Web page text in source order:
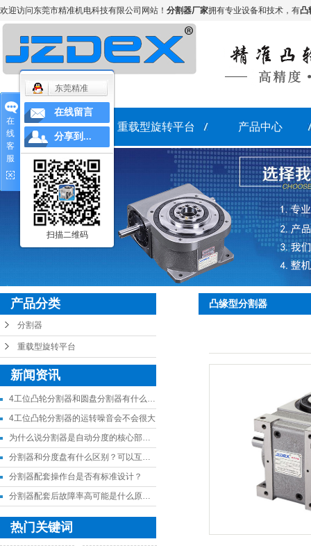
欢迎访问东莞市精准机电科技有限公司网站！ 分割器厂家拥有专业设备和技术，有凸
网站首页 重载型旋转平台 产品中心
分割器
重载型旋转平台
产品分类
分割器
重载型旋转平台
新闻资讯
4工位凸轮分割器和圆盘分割器有什么差异
4工位凸轮分割器的运转噪音会不会很大
为什么说分割器是自动分度的核心部件？
分割器和分度盘有什么区别？可以互相替代吗？
分割器配套操作台是否有标准设计？
分割器配套后故障率高可能是什么原因？
热门关键词
凸缘型分割器
在
线
客
服
东莞精准
在线留言
分享到...
扫描二维码